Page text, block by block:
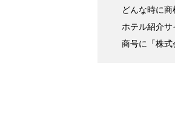
どんな時に
ホテル紹介
商号に「株式